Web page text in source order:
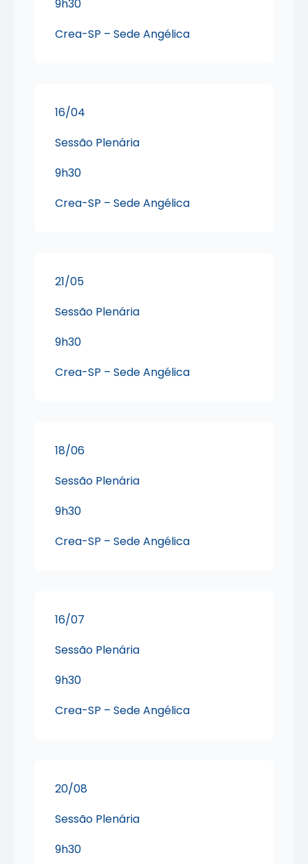
9h30
Crea-SP – Sede Angélica
16/04
Sessão Plenária
9h30
Crea-SP – Sede Angélica
21/05
Sessão Plenária
9h30
Crea-SP – Sede Angélica
18/06
Sessão Plenária
9h30
Crea-SP – Sede Angélica
16/07
Sessão Plenária
9h30
Crea-SP – Sede Angélica
20/08
Sessão Plenária
9h30